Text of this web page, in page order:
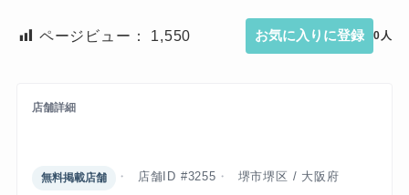
ページビュー： 1,550 お気に入りに登録 0人
店舗詳細
無料掲載店舗 店舗ID #3255 堺市堺区 / 大阪府